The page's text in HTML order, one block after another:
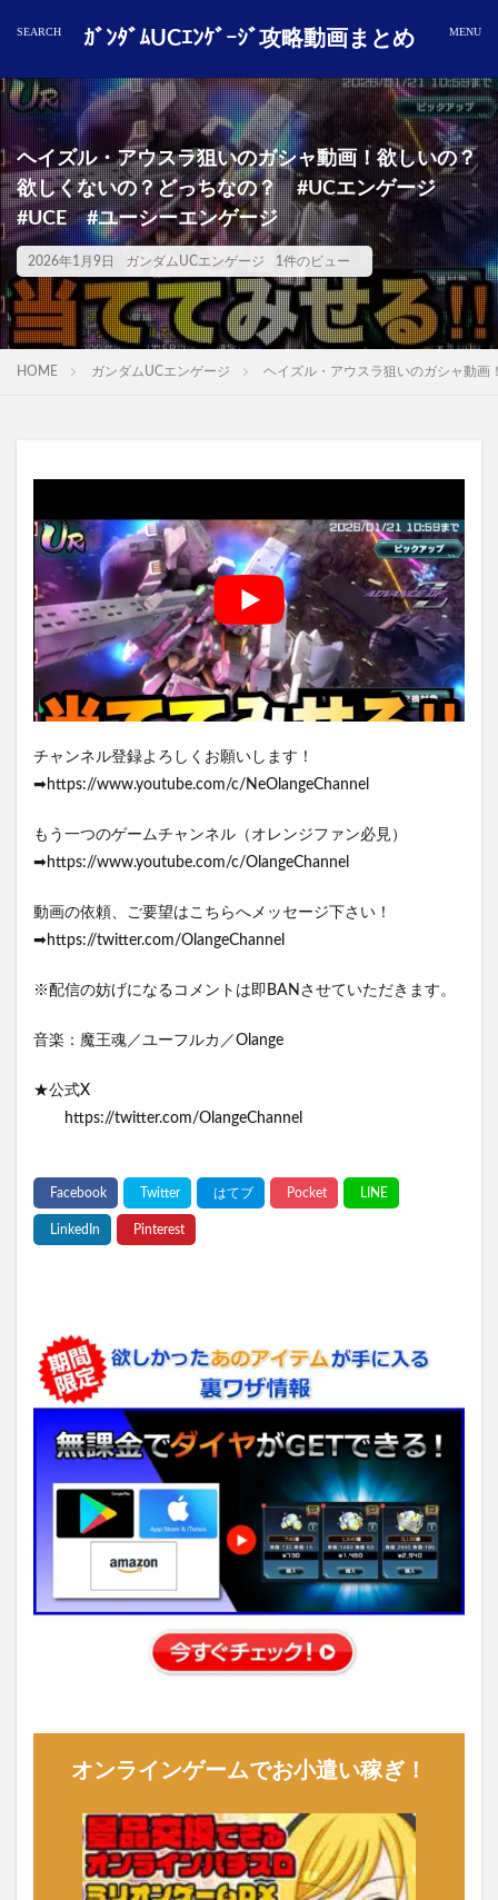
ｶﾞﾝﾀﾞﾑUCｴﾝｹﾞｰｼﾞ攻略動画まとめ
ヘイズル・アウスラ狙いのガシャ動画！欲しいの？
欲しくないの？どっちなの？ #UCエンゲージ
#UCE #ユーシーエンゲージ
2026年1月9日 ガンダムUCエンゲージ 1件のビュー
HOME ガンダムUCエンゲージ ヘイズル・アウスラ狙いのガシャ動
チャンネル登録よろしくお願いします！
➡https://www.youtube.com/c/NeOlangeChannel
もう一つのゲームチャンネル（オレンジファン必見）
➡https://www.youtube.com/c/OlangeChannel
動画の依頼、ご要望はこちらへメッセージ下さい！
➡https://twitter.com/OlangeChannel
※配信の妨げになるコメントは即BANさせていただきます。
音楽：魔王魂／ユーフルカ／Olange
★公式X
https://twitter.com/OlangeChannel
オンラインゲームでお小遣い稼ぎ！